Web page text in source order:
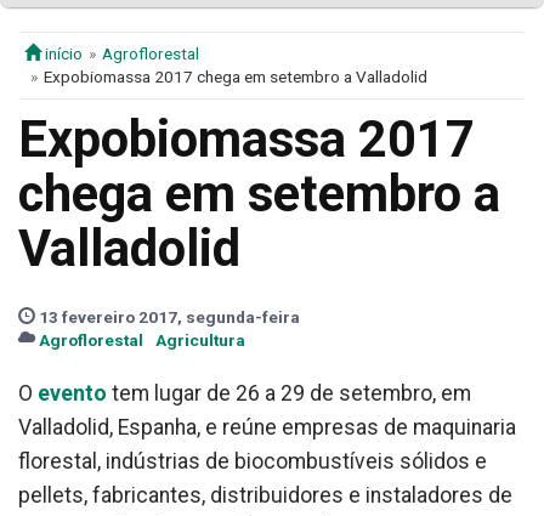
início
Agroflorestal
Expobiomassa 2017 chega em setembro a Valladolid
Expobiomassa 2017
chega em setembro a
Valladolid
13 fevereiro 2017, segunda-feira
Agroflorestal
Agricultura
O evento tem lugar de 26 a 29 de setembro, em
Valladolid, Espanha, e reúne empresas de maquinaria
florestal, indústrias de biocombustíveis sólidos e
pellets, fabricantes, distribuidores e instaladores de